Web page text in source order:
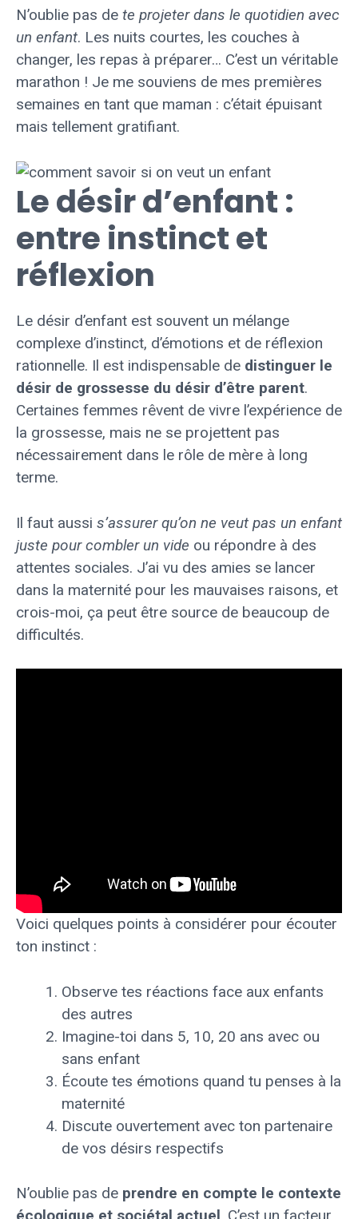
N’oublie pas de te projeter dans le quotidien avec
un enfant. Les nuits courtes, les couches à
changer, les repas à préparer… C’est un véritable
marathon ! Je me souviens de mes premières
semaines en tant que maman : c’était épuisant
mais tellement gratifiant.
Le désir d’enfant :
entre instinct et
réflexion
Le désir d’enfant est souvent un mélange
complexe d’instinct, d’émotions et de réflexion
rationnelle. Il est indispensable de distinguer le
désir de grossesse du désir d’être parent.
Certaines femmes rêvent de vivre l’expérience de
la grossesse, mais ne se projettent pas
nécessairement dans le rôle de mère à long
terme.
Il faut aussi s’assurer qu’on ne veut pas un enfant
juste pour combler un vide ou répondre à des
attentes sociales. J’ai vu des amies se lancer
dans la maternité pour les mauvaises raisons, et
crois-moi, ça peut être source de beaucoup de
difficultés.
Voici quelques points à considérer pour écouter
ton instinct :
Observe tes réactions face aux enfants
des autres
Imagine-toi dans 5, 10, 20 ans avec ou
sans enfant
Écoute tes émotions quand tu penses à la
maternité
Discute ouvertement avec ton partenaire
de vos désirs respectifs
N’oublie pas de prendre en compte le contexte